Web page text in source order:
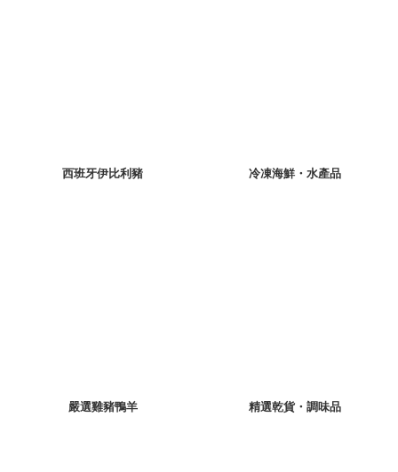
西班牙伊比利豬 冷凍海鮮・水產品
嚴選雞豬鴨羊 精選乾貨・調味品